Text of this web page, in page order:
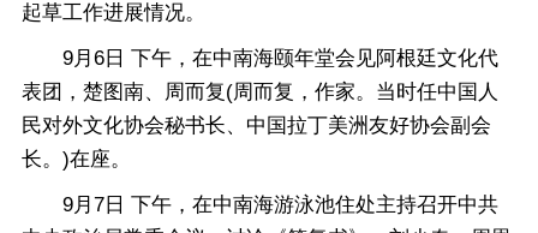
起草工作进展情况。
9月6日 下午，在中南海颐年堂会见阿根廷文化代
表团，楚图南、周而复(周而复，作家。当时任中国人
民对外文化协会秘书长、中国拉丁美洲友好协会副会
长。)在座。
9月7日 下午，在中南海游泳池住处主持召开中共